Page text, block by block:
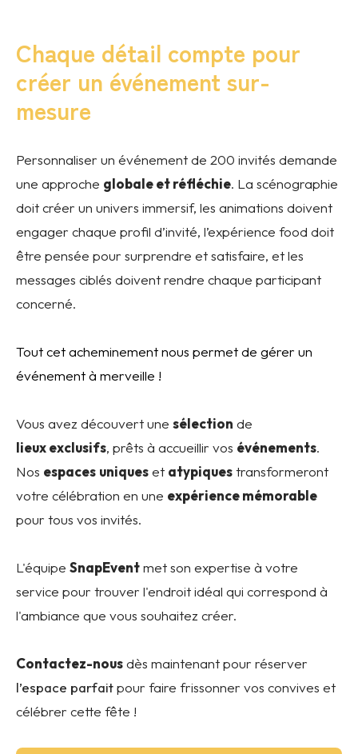
Chaque détail compte pour
créer un événement sur-
mesure
Personnaliser un événement de 200 invités demande
une approche globale et réfléchie. La scénographie
doit créer un univers immersif, les animations doivent
engager chaque profil d’invité, l’expérience food doit
être pensée pour surprendre et satisfaire, et les
messages ciblés doivent rendre chaque participant
concerné.
Tout cet acheminement nous permet de gérer un
événement à merveille !
Vous avez découvert une sélection de
lieux exclusifs, prêts à accueillir vos événements.
Nos espaces uniqueset atypiquestransformeront
votre célébration en une expérience mémorable
pour tous vos invités.
L'équipe SnapEventmet son expertise à votre
service pour trouver l'endroit idéal qui correspond à
l'ambiance que vous souhaitez créer.
Contactez-nousdès maintenant pour réserver
l’espace parfaitpour faire frissonner vos convives et
célébrer cette fête !